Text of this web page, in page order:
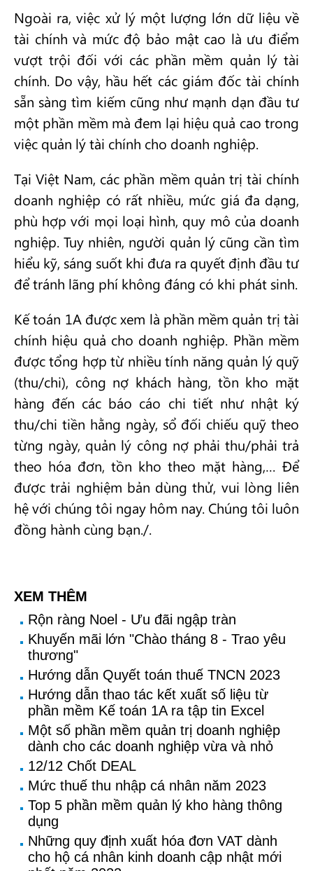
Ngoài ra, việc xử lý một lượng lớn dữ liệu về
tài chính và mức độ bảo mật cao là ưu điểm
vượt trội đối với các phần mềm quản lý tài
chính. Do vậy, hầu hết các giám đốc tài chính
sẵn sàng tìm kiếm cũng như mạnh dạn đầu tư
một phần mềm mà đem lại hiệu quả cao trong
việc quản lý tài chính cho doanh nghiệp.
Tại Việt Nam, các phần mềm quản trị tài chính
doanh nghiệp có rất nhiều, mức giá đa dạng,
phù hợp với mọi loại hình, quy mô của doanh
nghiệp. Tuy nhiên, người quản lý cũng cần tìm
hiểu kỹ, sáng suốt khi đưa ra quyết định đầu tư
để tránh lãng phí không đáng có khi phát sinh.
Kế toán 1A được xem là phần mềm quản trị tài
chính hiệu quả cho doanh nghiệp. Phần mềm
được tổng hợp từ nhiều tính năng quản lý quỹ
(thu/chi), công nợ khách hàng, tồn kho mặt
hàng đến các báo cáo chi tiết như nhật ký
thu/chi tiền hằng ngày, sổ đối chiếu quỹ theo
từng ngày, quản lý công nợ phải thu/phải trả
theo hóa đơn, tồn kho theo mặt hàng,… Để
được trải nghiệm bản dùng thử, vui lòng liên
hệ với chúng tôi ngay hôm nay. Chúng tôi luôn
đồng hành cùng bạn./.
XEM THÊM
Rộn ràng Noel - Ưu đãi ngập tràn
Khuyến mãi lớn "Chào tháng 8 - Trao yêu
thương"
Hướng dẫn Quyết toán thuế TNCN 2023
Hướng dẫn thao tác kết xuất số liệu từ
phần mềm Kế toán 1A ra tập tin Excel
Một số phần mềm quản trị doanh nghiệp
dành cho các doanh nghiệp vừa và nhỏ
12/12 Chốt DEAL
Mức thuế thu nhập cá nhân năm 2023
Top 5 phần mềm quản lý kho hàng thông
dụng
Những quy định xuất hóa đơn VAT dành
cho hộ cá nhân kinh doanh cập nhật mới